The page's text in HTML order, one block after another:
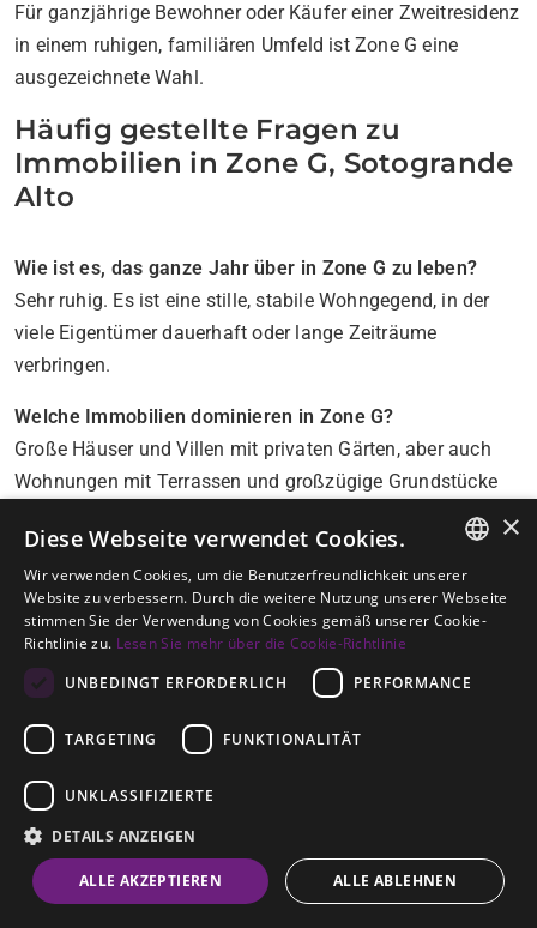
Für ganzjährige Bewohner oder Käufer einer Zweitresidenz
in einem ruhigen, familiären Umfeld ist Zone G eine
ausgezeichnete Wahl.
Häufig gestellte Fragen zu
Immobilien in Zone G, Sotogrande
Alto
Wie ist es, das ganze Jahr über in Zone G zu leben?
Sehr ruhig. Es ist eine stille, stabile Wohngegend, in der
viele Eigentümer dauerhaft oder lange Zeiträume
verbringen.
Welche Immobilien dominieren in Zone G?
Große Häuser und Villen mit privaten Gärten, aber auch
Wohnungen mit Terrassen und großzügige Grundstücke
Wie groß sind die Grundstücke in Zone G?
Viele Grundstücke liegen zwischen 2.000–3.500 m²oder
darüber.
Welche Ausblicke kann man erwarten?
aber viele Immobilien genießen schöne Ausblicke auf
Grünflächen, Bäume oder Hügel.
Welche Dienstleistungen liegen in der Nähe?
Pueblo Nuevo de Guadiaro mit Supermärkten, Restaurants,
Cafés, Apotheken, Banken und Geschäften. Außerdem
ENGLISH
SPANISH
×
Diese Webseite verwendet Cookies.
Wir verwenden Cookies, um die Benutzerfreundlichkeit unserer
Website zu verbessern. Durch die weitere Nutzung unserer Webseite
stimmen Sie der Verwendung von Cookies gemäß unserer Cookie-
Richtlinie zu. Lesen Sie mehr über die Cookie-Richtlinie
UNBEDINGT ERFORDERLICH
PERFORMANCE
TARGETING FUNKTIONALITÄT
UNKLASSIFIZIERTE
DETAILS ANZEIGEN
ALLE AKZEPTIEREN ALLE ABLEHNEN